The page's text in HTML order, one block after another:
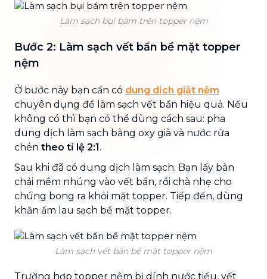
Làm sạch bụi bám trên topper nệm
Bước 2: Làm sạch vết bẩn bề mặt topper
nệm
Ở bước này bạn cần có dung dịch giặt nệm
chuyên dụng để làm sạch vết bẩn hiệu quả. Nếu
không có thì bạn có thể dùng cách sau: pha
dung dịch làm sạch bằng oxy già và nước rửa
chén theo tỉ lệ 2:1.
Sau khi đã có dung dịch làm sạch. Bạn lấy bàn
chải mềm nhúng vào vết bẩn, rồi chà nhẹ cho
chúng bong ra khỏi mặt topper. Tiếp đến, dùng
khăn ẩm lau sạch bề mặt topper.
Làm sạch vết bẩn bề mặt topper nệm
Trường hợp topper nệm bị dính nước tiểu, vết